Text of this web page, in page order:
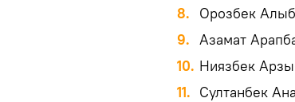
Орозбек
Азамат
Ниязбек
Султанбек